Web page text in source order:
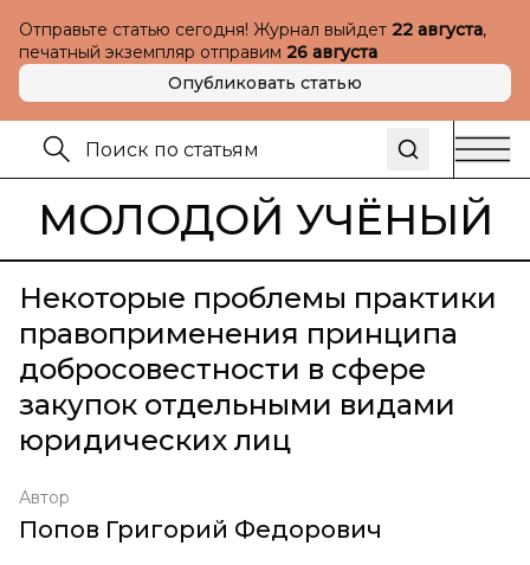
Отправьте статью сегодня! Журнал выйдет 22 августа,
печатный экземпляр отправим 26 августа
Опубликовать статью
МОЛОДОЙ УЧЁНЫЙ
Некоторые проблемы практики
правоприменения принципа
добросовестности в сфере
закупок отдельными видами
юридических лиц
Автор
Попов Григорий Федорович